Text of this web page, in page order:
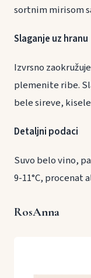
sortnim mirisom
Slaganje uz
Izvrsno
plemenite ribe.
bele sireve,
Detaljni podaci
Suvo belo vino,
9-11°C, procenat
RosAnna